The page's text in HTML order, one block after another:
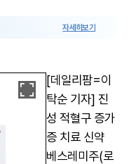
자세히보기
[데일리팜=이
탁순 기자] 진
성 적혈구 증가
증 치료 신약
베스레미주(로